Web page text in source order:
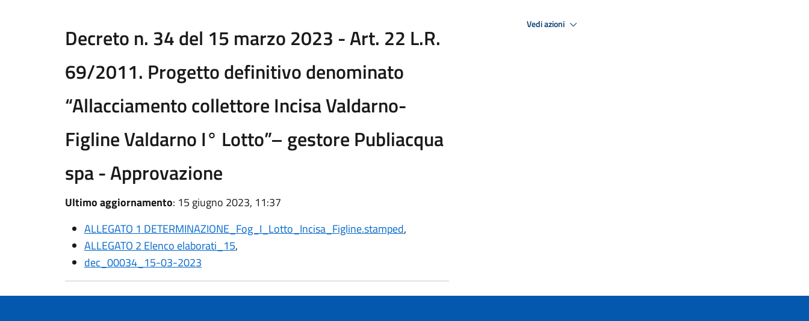
Decreto n. 34 del 15 marzo 2023 - Art. 22 L.R.
69/2011. Progetto definitivo denominato
“Allacciamento collettore Incisa Valdarno-
Figline Valdarno I° Lotto”– gestore Publiacqua
spa - Approvazione
Ultimo aggiornamento: 15 giugno 2023, 11:37
ALLEGATO 1 DETERMINAZIONE_Fog_I_Lotto_Incisa_Figline.stamped,
ALLEGATO 2 Elenco elaborati_15,
dec_00034_15-03-2023
Vedi azioni